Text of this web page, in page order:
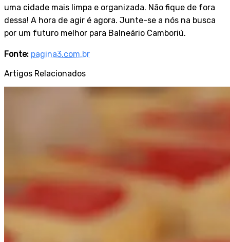
uma cidade mais limpa e organizada. Não fique de fora
dessa! A hora de agir é agora. Junte-se a nós na busca
por um futuro melhor para Balneário Camboriú.
Fonte: pagina3.com.br
Artigos Relacionados